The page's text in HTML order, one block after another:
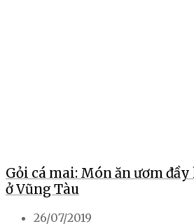
Gỏi cá mai: Món ăn ươm
ở Vũng Tàu
26/07/2019